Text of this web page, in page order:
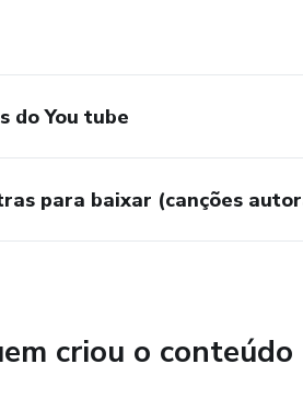
do You tube
para baixar (canções
criou o conteúdo